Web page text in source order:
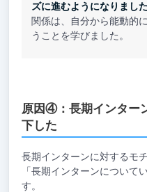
ズに進むようになりました
関係は、自分から能動的
うことを学びました。
原因④：長期インター
下した
長期インターンに対するモ
「長期インターンについて
す。